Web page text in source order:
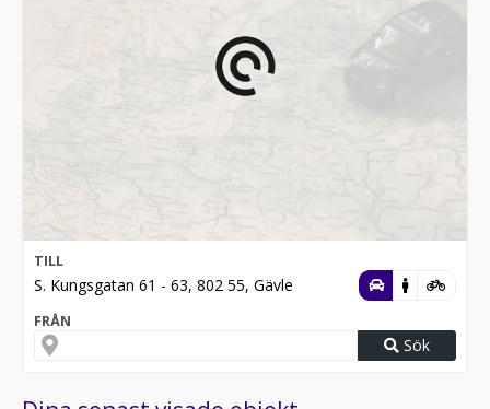
TILL
S. Kungsgatan 61 - 63, 802 55, Gävle
FRÅN
Sök